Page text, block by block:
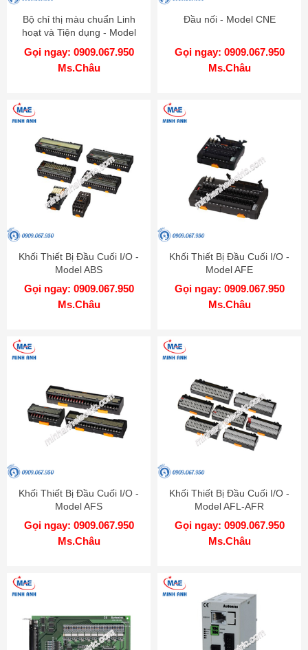
Bộ chỉ thị màu chuẩn Linh
hoạt và Tiện dụng - Model
KN-2000W
Gọi ngay: 0909.067.950
Ms.Châu
Đầu nối - Model CNE
Gọi ngay: 0909.067.950
Ms.Châu
Khối Thiết Bị Đầu Cuối I/O -
Model ABS
Gọi ngay: 0909.067.950
Ms.Châu
Khối Thiết Bị Đầu Cuối I/O -
Model AFE
Gọi ngay: 0909.067.950
Ms.Châu
Khối Thiết Bị Đầu Cuối I/O -
Model AFS
Gọi ngay: 0909.067.950
Ms.Châu
Khối Thiết Bị Đầu Cuối I/O -
Model AFL-AFR
Gọi ngay: 0909.067.950
Ms.Châu